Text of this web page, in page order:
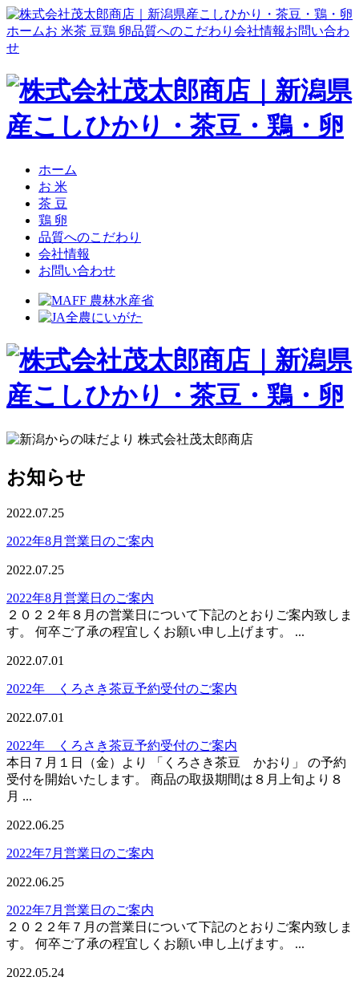
ホームお 米茶 豆鶏 卵品質へのこだわり 会社情報お問い合わ
せ
ホーム
お 米
茶 豆
鶏 卵
品質へのこだわり
会社情報
お問い合わせ
お知らせ
2022.07.25
2022年8月営業日のご案内
2022.07.25
2022年8月営業日のご案内
２０２２年８月の営業日について下記のとおりご案内致しま
す。 何卒ご了承の程宜しくお願い申し上げます。 ...
2022.07.01
2022年 くろさき茶豆予約受付のご案内
2022.07.01
2022年 くろさき茶豆予約受付のご案内
本日７月１日（金）より 「くろさき茶豆 かおり」 の予約
受付を開始いたします。 商品の取扱期間は８月上旬より８
月 ...
2022.06.25
2022年7月営業日のご案内
2022.06.25
2022年7月営業日のご案内
２０２２年７月の営業日について下記のとおりご案内致しま
す。 何卒ご了承の程宜しくお願い申し上げます。 ...
2022.05.24